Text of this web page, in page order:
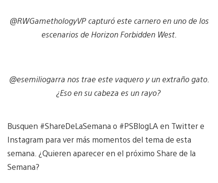
@RWGamethologyVP capturó este carnero en uno de los
escenarios de Horizon Forbidden West.
@esemiliogarra nos trae este vaquero y un extraño gato.
¿Eso en su cabeza es un rayo?
Busquen #ShareDeLaSemana o #PSBlogLA en Twitter e
Instagram para ver más momentos del tema de esta
semana. ¿Quieren aparecer en el próximo Share de la
Semana?